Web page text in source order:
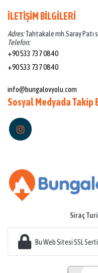
İLETİŞİM BİLGİLERİ
Adres:Tahtakale mh.Saray Patı
Telefon:
+90 533 737 08 40
+90 533 737 08 40
info@bungalovyolu.com
Sosyal Medyada Takip
Siraç
Bu Web Sitesi SSL